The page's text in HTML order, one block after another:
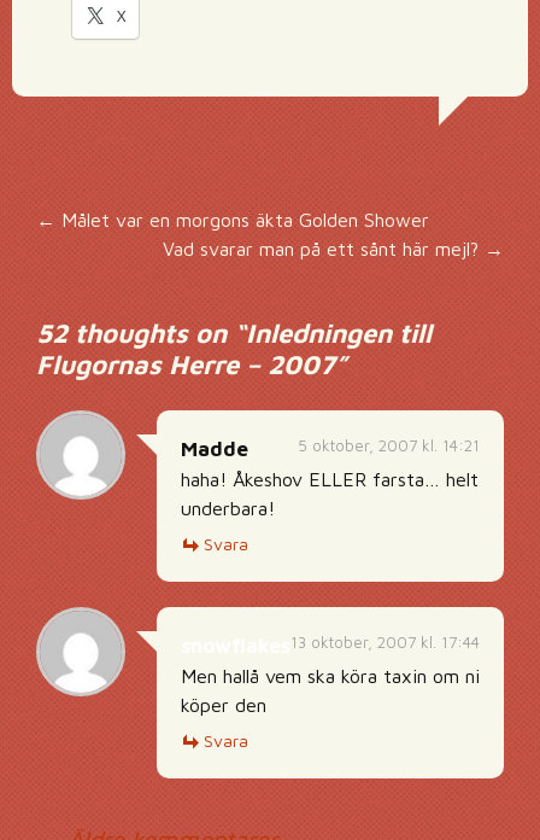
X
Inläggsnavigering
←Målet var en morgons äkta Golden Shower
Vad svarar man på ett sånt här mejl? →
52 thoughts on “Inledningen till
Flugornas Herre – 2007”
5 oktober, 2007 kl. 14:21
Madde
haha! Åkeshov ELLER farsta… helt
underbara!
Svara
13 oktober, 2007 kl. 17:44
Men hallå vem ska köra taxin om ni
köper den
Svara